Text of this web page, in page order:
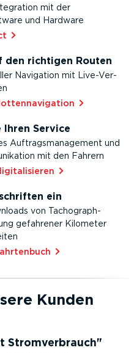
mit der
und Hardware
den richtigen Routen
Navigation mit Live-Ver­
Ihren Service
Auftrags­ma­nagement und
mit den Fahrern
ein
von Tacho­graph­
gefahrener Kilometer
Kunden
Stromverbrauch